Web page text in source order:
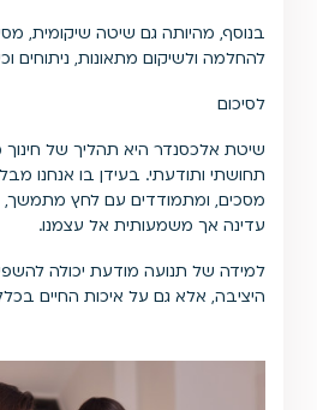
בנוסף, מהיותה גם שיטה שיקומית,
להחלמה ולשיקום מתאונות, ניתוחים
לסיכום
שיטת אלכסנדר היא תהליך של חינוך
תחושתי ותודעתי. בעידן בו אנחנו
מסכים, ומתמודדים עם לחץ
עדינה אך משמעותית אל עצמנו.
למידה של תנועה מודעת יכולה
היציבה, אלא גם על איכות החיים